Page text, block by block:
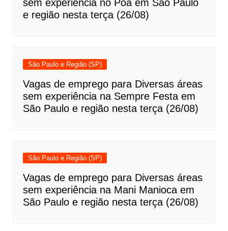
sem experiência no Poá em São Paulo
e região nesta terça (26/08)
São Paulo e Região (SP)
Vagas de emprego para Diversas áreas
sem experiência na Sempre Festa em
São Paulo e região nesta terça (26/08)
São Paulo e Região (SP)
Vagas de emprego para Diversas áreas
sem experiência na Mani Manioca em
São Paulo e região nesta terça (26/08)